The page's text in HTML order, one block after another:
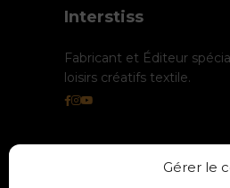
Gérer le
Interstiss
Fabricant et Éditeur
loisirs créatifs textile.